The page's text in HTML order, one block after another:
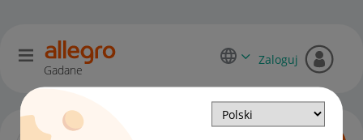
Gadane
Zaloguj